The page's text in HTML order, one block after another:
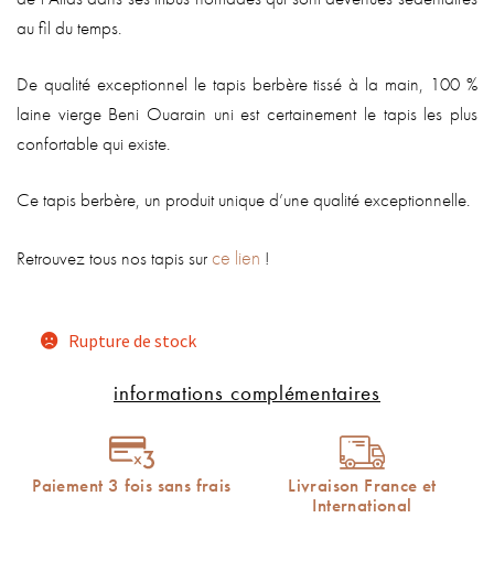
au fil du temps.
De qualité exceptionnel le tapis berbère tissé à la main, 100 %
laine vierge Beni Ouarain uni est certainement le tapis les plus
confortable qui existe.
Ce tapis berbère, un produit unique d’une qualité exceptionnelle.
Retrouvez tous nos tapis sur ce lien !
Rupture de stock
informations complémentaires
Paiement 3 fois sans frais
Livraison France et
International